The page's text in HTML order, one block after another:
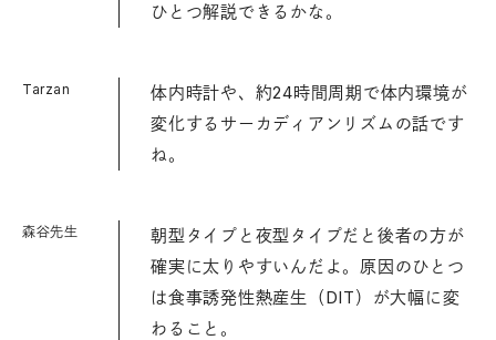
ひとつ解説できるかな。
Tarzan
体内時計や、約24時間周期で体内環境が
変化するサーカディアンリズムの話です
ね。
森谷先生
朝型タイプと夜型タイプだと後者の方が
確実に太りやすいんだよ。原因のひとつ
は食事誘発性熱産生（DIT）が大幅に変
わること。